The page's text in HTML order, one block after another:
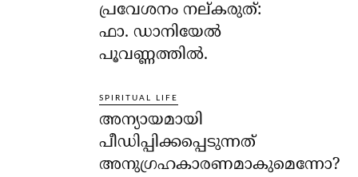
പ്രവേശനം നല്കരുത്:
ഫാ. ഡാനിയേല്‍
പൂവണ്ണത്തില്‍.
SPIRITUAL LIFE
അന്യായമായി
പീഡിപ്പിക്കപ്പെടുന്നത്
അനുഗ്രഹകാരണമാകുമെന്നോ?